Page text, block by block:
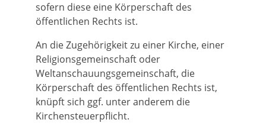
sofern diese eine Körperschaft des
öffentlichen Rechts ist.
An die Zugehörigkeit zu einer Kirche, einer
Religionsgemeinschaft oder
Weltanschauungsgemeinschaft, die
Körperschaft des öffentlichen Rechts ist,
knüpft sich ggf. unter anderem die
Kirchensteuerpflicht.